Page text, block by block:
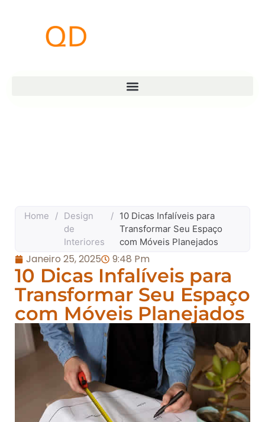
Home / Design
de
Interiores
/ 10 Dicas Infalíveis para
Transformar Seu Espaço
com Móveis Planejados
Janeiro 25, 2025 9:48 Pm
10 Dicas Infalíveis para
Transformar Seu Espaço
com Móveis Planejados